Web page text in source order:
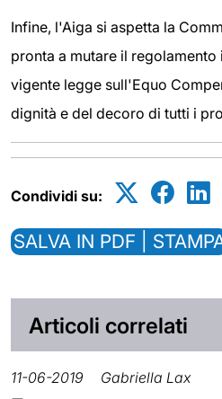
Infine, l'Aiga si aspetta la
pronta a mutare il
vigente legge sull'Equo
dignità e del decoro di tutti i
Condividi su:
SALVA IN PDF |
Articoli correlati
11-06-2019 Gabriella Lax